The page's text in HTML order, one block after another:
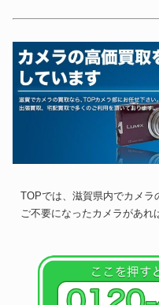
TOPでは、滋賀県内でカメラ
ご不要になったカメラがあれ